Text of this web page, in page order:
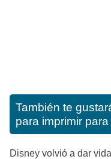
También te
para imprimir
Disney volvió a dar